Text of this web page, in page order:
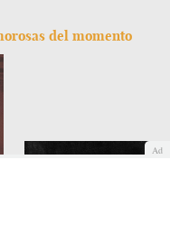
del momento
Ad